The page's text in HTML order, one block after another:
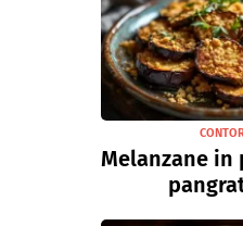
Melanzane in